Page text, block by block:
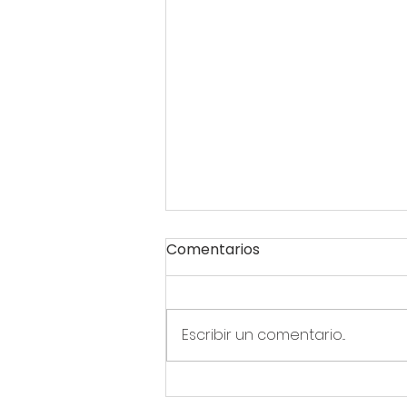
La contaminación del
Comentarios
Escribir un comentario...